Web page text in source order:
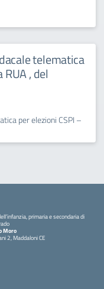
telematica
, del
per elezioni CSPI –
primaria e secondaria di
Moro
2, Maddaloni CE